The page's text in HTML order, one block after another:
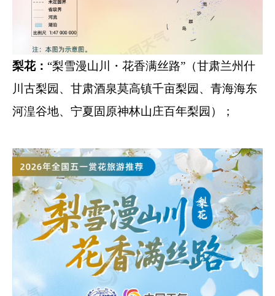
梨花： “梨雪漫山川・花香满丝路”（甘肃兰州什
川古梨园、甘肃酒泉莫高镇千亩梨园、青海海东
河湟谷地、宁夏固原神林山庄百年梨园）；